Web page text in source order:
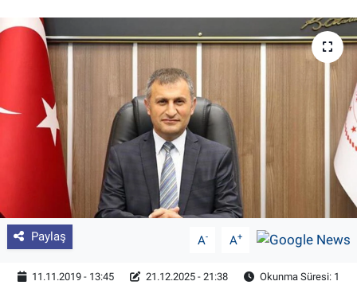
Paylaş A- A+
11.11.2019 - 13:45 21.12.2025 - 21:38
Okunma Süresi: 1
Tarım Bilgisi
Yetiştirici Soruyor
Dünyada Tarım
Üretici Birlikleri
Şeker ve Şekerli Mamüller
Tahıllar ve Baklagiller
Tohum